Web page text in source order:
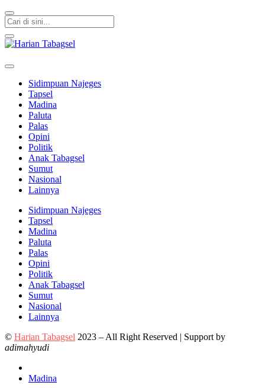
Sidimpuan Najeges
Tapsel
Madina
Paluta
Palas
Opini
Politik
Anak Tabagsel
Sumut
Nasional
Lainnya
Sidimpuan Najeges
Tapsel
Madina
Paluta
Palas
Opini
Politik
Anak Tabagsel
Sumut
Nasional
Lainnya
© Harian Tabagsel 2023 – All Right Reserved | Support by
adimahyudi
Madina